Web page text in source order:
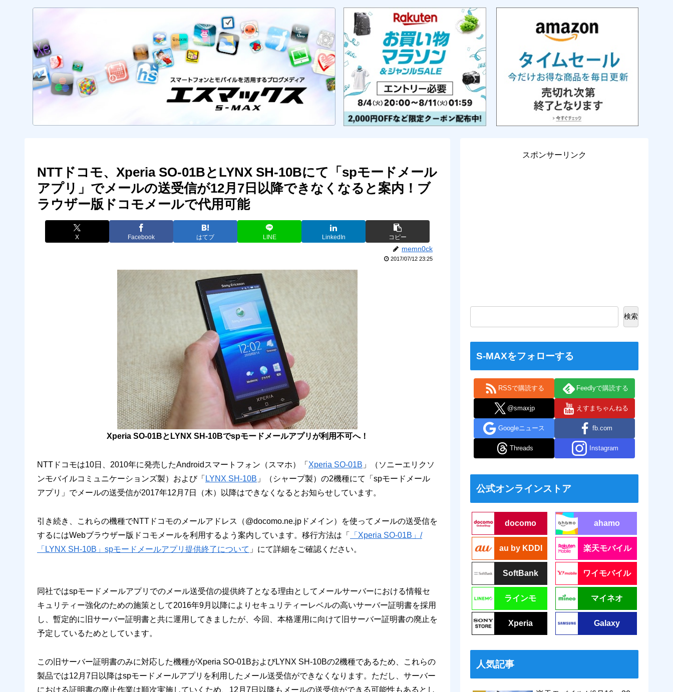
NTTドコモ、Xperia SO-01BとLYNX SH-10Bにて「spモードメール
アプリ」でメールの送受信が12月7日以降できなくなると案内！ブ
ラウザー版ドコモメールで代用可能
X Facebook はてブ LINE LinkedIn コピー
memn0ck
2017/07/12 23:25
Xperia SO-01BとLYNX SH-10Bでspモードメールアプリが利用不可へ！
NTTドコモは10日、2010年に発売したAndroidスマートフォン（スマホ）「 Xperia SO-01B 」（ソニーエリクソ
ンモバイルコミュニケーションズ製）および「 LYNX SH-10B 」（シャープ製）の2機種にて「spモードメール
アプリ」でメールの送受信が2017年12月7日（木）以降はできなくなるとお知らせしています。
引き続き、これらの機種でNTTドコモのメールアドレス（@docomo.ne.jpドメイン）を使ってメールの送受信を
するにはWebブラウザー版ドコモメールを利用するよう案内しています。移行方法は「
「Xperia SO-01B」/
「LYNX SH-10B」spモードメールアプリ提供終了について 」にて詳細をご確認ください。
同社ではspモードメールアプリでのメール送受信の提供終了となる理由としてメールサーバーにおける情報セ
キュリティー強化のための施策として2016年9月以降によりセキュリティーレベルの高いサーバー証明書を採用
し、暫定的に旧サーバー証明書と共に運用してきましたが、今回、本格運用に向けて旧サーバー証明書の廃止を
予定しているためとしています。
この旧サーバー証明書のみに対応した機種がXperia SO-01BおよびLYNX SH-10Bの2機種であるため、これらの
製品では12月7日以降はspモードメールアプリを利用したメール送受信ができなくなります。ただし、サーバー
における証明書の廃止作業は順次実施していくため、12月7日以降もメールの送受信ができる可能性もあるとし
スポンサーリンク
検索
S-MAXをフォローする
RSSで購読する Feedlyで購読する
@smaxjp えすまちゃんねる
Googleニュース fb.com
Threads Instagram
公式オンラインストア
docomo ahamo
au by KDDI 楽天モバイル
SoftBank ワイモバイル
ラインモ マイネオ
Xperia Galaxy
人気記事